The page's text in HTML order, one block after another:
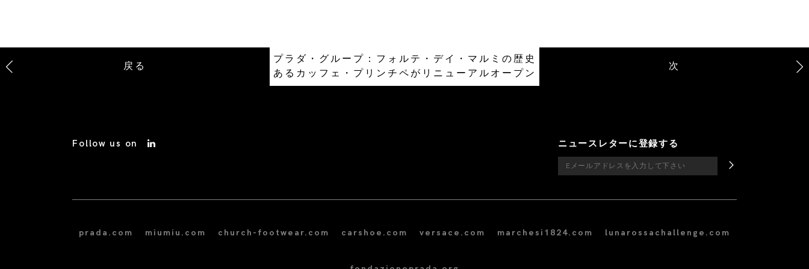
戻る
プラダ・グループ：フォルテ・デイ・マルミの歴史
あるカッフェ・プリンチペがリニューアルオープン
次
Follow us on ニュースレターに登録する
prada.com miumiu.com church-footwear.com carshoe.com versace.com marchesi1824.com lunarossachallenge.com